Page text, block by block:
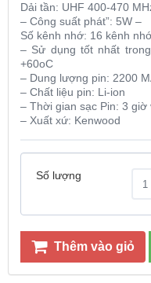
Dải tần: UHF 400-470
– Công suất phát”: 5W –
Số kênh nhớ: 16 kênh
– Sử dụng tốt nhất
+60oC
– Dung lượng pin: 2200
– Chất liệu pin: Li-ion
– Thời gian sạc Pin: 3 giờ
– Xuất xứ: Kenwood
Số lượng
Thêm vào giỏ